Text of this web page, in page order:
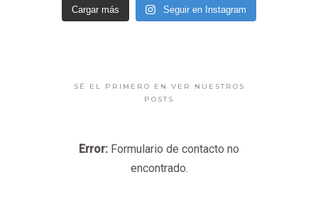
Cargar más Seguir en Instagram
SÉ EL PRIMERO EN VER NUESTROS
POSTS
Error: Formulario de contacto no
encontrado.